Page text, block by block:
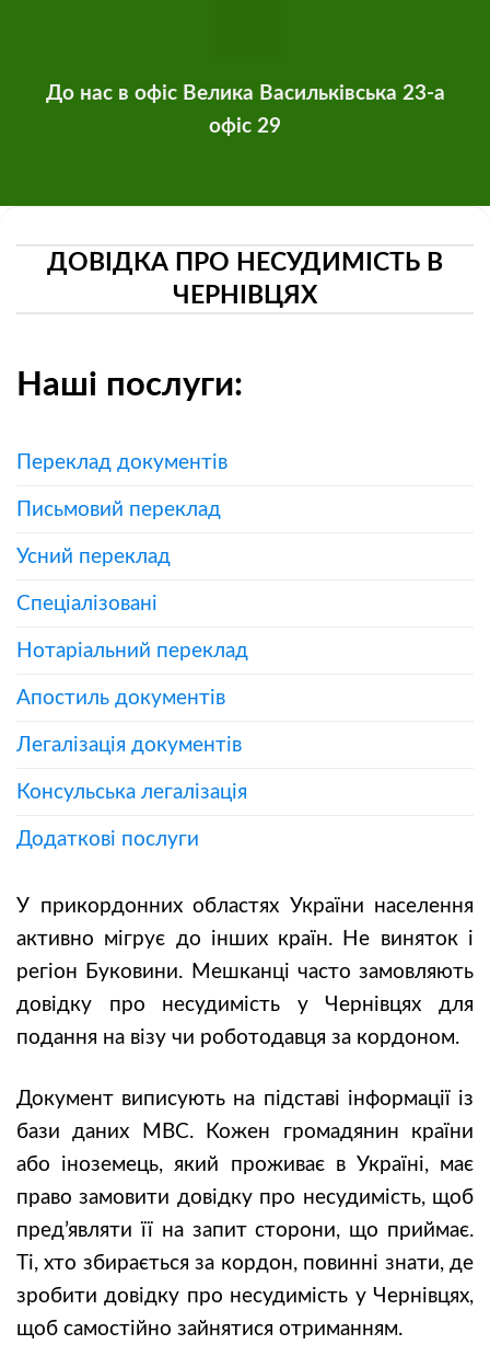
До нас в офіс Велика Васильківська 23-а
офіс 29
ДОВІДКА ПРО НЕСУДИМІСТЬ В
ЧЕРНІВЦЯХ
Наші послуги:
Переклад документів
Письмовий переклад
Усний переклад
Спеціалізовані
Нотаріальний переклад
Апостиль документів
Легалізація документів
Консульська легалізація
Додаткові послуги
У прикордонних областях України населення
активно мігрує до інших країн. Не виняток і
регіон Буковини. Мешканці часто замовляють
довідку про несудимість у Чернівцях для
подання на візу чи роботодавця за кордоном.
Документ виписують на підставі інформації із
бази даних МВС. Кожен громадянин країни
або іноземець, який проживає в Україні, має
право замовити довідку про несудимість, щоб
пред’являти її на запит сторони, що приймає.
Ті, хто збирається за кордон, повинні знати, де
зробити довідку про несудимість у Чернівцях,
щоб самостійно зайнятися отриманням.